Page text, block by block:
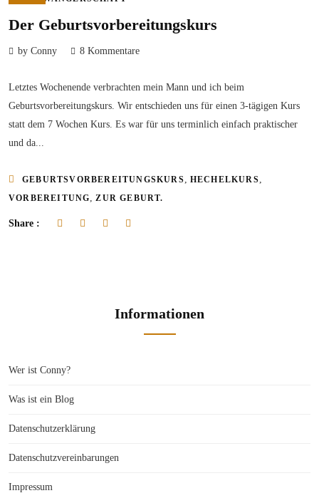
Der Geburtsvorbereitungskurs
by Conny 8 Kommentare
Letztes Wochenende verbrachten mein Mann und ich beim
Geburtsvorbereitungskurs. Wir entschieden uns für einen 3-tägigen Kurs
statt dem 7 Wochen Kurs. Es war für uns terminlich einfach praktischer
und da...
GEBURTSVORBEREITUNGSKURS HECHELKURS
VORBEREITUNG ZUR GEBURT.
Share :
Informationen
Wer ist Conny?
Was ist ein Blog
Datenschutzerklärung
Datenschutzvereinbarungen
Impressum